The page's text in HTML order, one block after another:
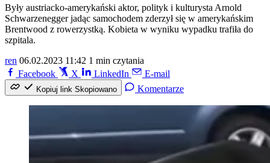
Były austriacko-amerykański aktor, polityk i kulturysta Arnold
Schwarzenegger jadąc samochodem zderzył się w amerykańskim
Brentwood z rowerzystką. Kobieta w wyniku wypadku trafiła do
szpitala.
ren 06.02.2023 11:42 1 min czytania
Facebook
X LinkedIn E-mail
Kopiuj link Skopiowano Komentarze